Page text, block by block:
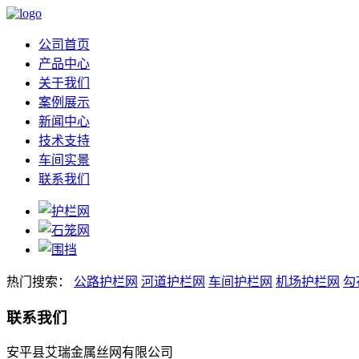
公司首页
产品中心
关于我们
案例展示
新闻中心
技术支持
车间实景
联系我们
热门搜索： 公路护栏网 河道护栏网 车间护栏网 机场护栏网 勾
联系我们
安平县艾瑞金属丝网有限公司